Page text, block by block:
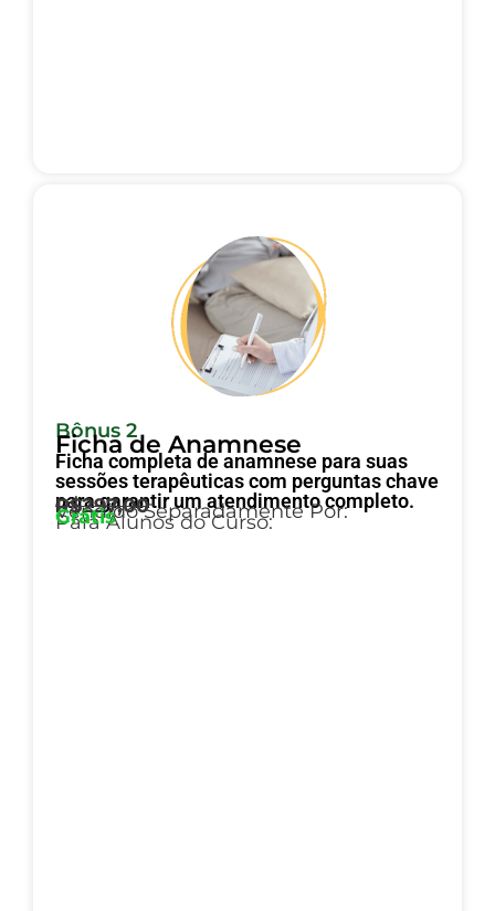
Bônus 2
Ficha de Anamnese
Ficha completa de anamnese para suas
sessões terapêuticas com perguntas chave
para garantir um atendimento completo.
Vendido Separadamente Por:
R$297,00
Para Alunos do Curso:
Grátis